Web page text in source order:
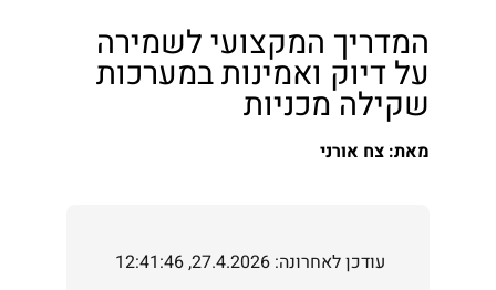
המדריך המקצועי לשמירה
על דיוק ואמינות במערכות
שקילה מכניות
מאת: צח אורני
עודכן לאחרונה: 27.4.2026, 12:41:46